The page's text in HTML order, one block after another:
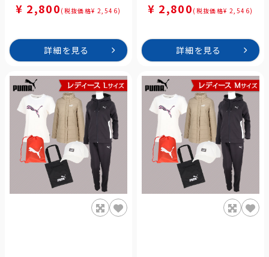
¥ 2,800 (税抜価格¥ 2,546)
詳細を見る
¥ 2,800 (税抜価格¥ 2,546)
詳細を見る